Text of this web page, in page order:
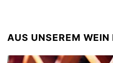
AUS UNSEREM